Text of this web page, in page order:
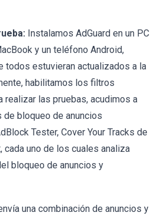
Instalamos AdGuard en un PC
y un teléfono Android,
todos estuvieran actualizados a la
habilitamos los filtros
realizar las pruebas, acudimos a
bloqueo de anuncios
Tester, Cover Your Tracks de
cada uno de los cuales analiza
bloqueo de anuncios y
una combinación de anuncios y